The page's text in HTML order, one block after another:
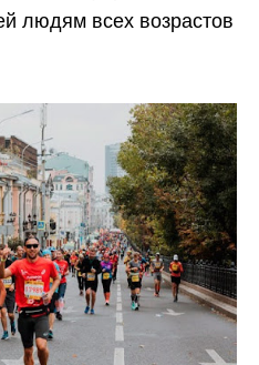
людям всех возрастов